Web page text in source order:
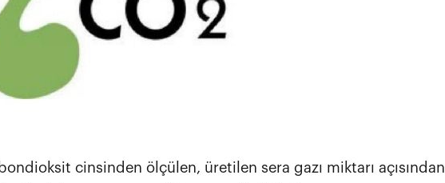
cinsinden ölçülen, üretilen sera gazı miktarı açısından